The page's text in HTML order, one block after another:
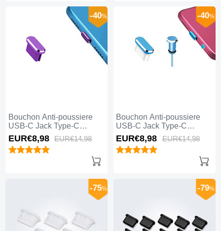
Bouchon Anti-poussiere
USB-C Jack Type-C
Universel H13 pour Apple
iPhone 15 Pro Max Violet
-40%
EUR€8,98 EUR€14,98
Bouchon Anti-poussiere
USB-C Jack Type-C
Universel H12 pour Apple
iPhone 15 Pro Max Bleu
-40%
EUR€8,98 EUR€14,98
-75% -79%